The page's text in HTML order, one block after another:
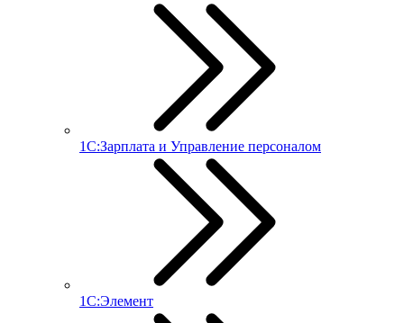
1С:Зарплата и Управление персоналом
1С:Элемент